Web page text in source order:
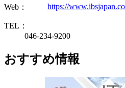
Web： https://
TEL：
046-234-9200
おすすめ情報